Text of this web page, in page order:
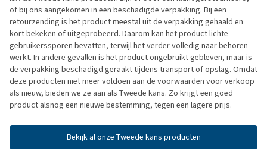
of bij ons aangekomen in een beschadigde verpakking. Bij een
retourzending is het product meestal uit de verpakking gehaald en
kort bekeken of uitgeprobeerd. Daarom kan het product lichte
gebruikerssporen bevatten, terwijl het verder volledig naar behoren
werkt. In andere gevallen is het product ongebruikt gebleven, maar is
de verpakking beschadigd geraakt tijdens transport of opslag. Omdat
deze producten niet meer voldoen aan de voorwaarden voor verkoop
als nieuw, bieden we ze aan als Tweede kans. Zo krijgt een goed
product alsnog een nieuwe bestemming, tegen een lagere prijs.
Bekijk al onze Tweede kans producten